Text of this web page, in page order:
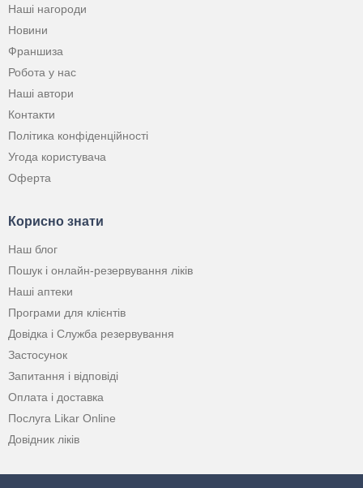
Наші нагороди
Новини
Франшиза
Робота у нас
Наші автори
Контакти
Політика конфіденційності
Угода користувача
Оферта
Корисно знати
Наш блог
Пошук і онлайн-резервування ліків
Наші аптеки
Програми для клієнтів
Довідка і Служба резервування
Застосунок
Запитання і відповіді
Оплата і доставка
Послуга Likar Online
Довідник ліків